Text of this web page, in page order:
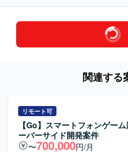
関連する
リモート可
【Go】スマートフォンゲー
ーバーサイド開発案件
〜700,000円/月